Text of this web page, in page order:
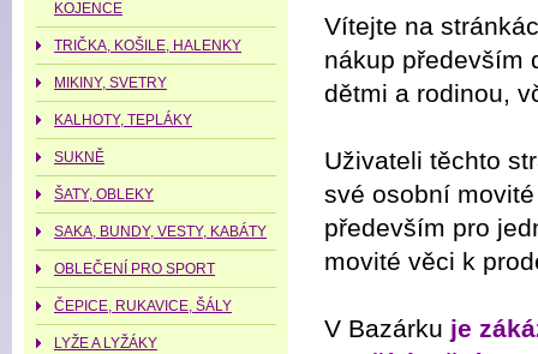
Vítejte na
nákup především
dětmi a rodinou,
Uživateli těchto
své osobní
především pro
movité věci k
V Bazárku je
KOJENCE
TRIČKA, KOŠILE, HALENKY
MIKINY, SVETRY
KALHOTY, TEPLÁKY
SUKNĚ
ŠATY, OBLEKY
SAKA, BUNDY, VESTY, KABÁTY
OBLEČENÍ PRO SPORT
ČEPICE, RUKAVICE, ŠÁLY
LYŽE A LYŽÁKY